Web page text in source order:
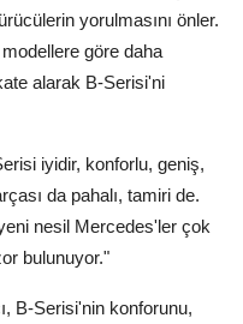
yorulmasını önler.
göre daha
alarak B-Serisi'ni
iyidir, konforlu, geniş,
da pahalı, tamiri de.
nesil Mercedes'ler çok
bulunuyor."
B-Serisi'nin konforunu,